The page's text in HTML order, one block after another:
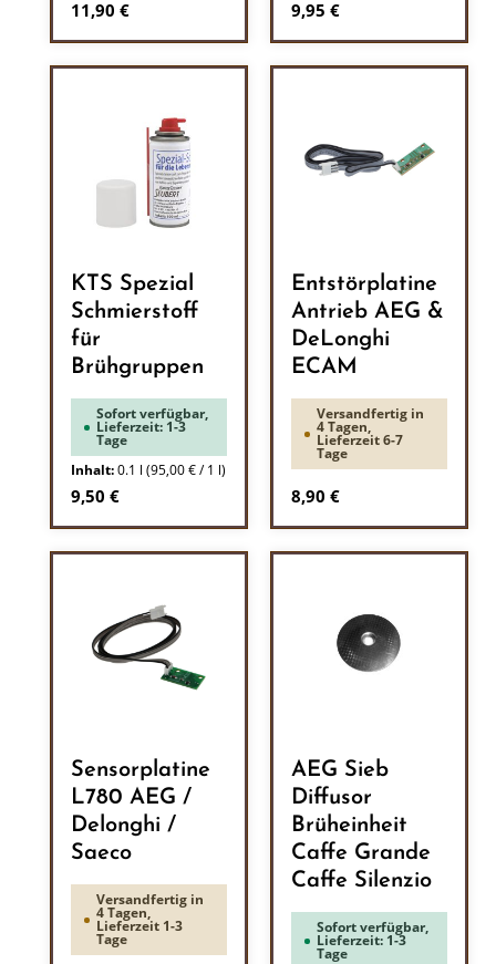
Regulärer Preis:
11,90 € Regulärer Preis:
9,95 €
KTS Spezial
Schmierstoff
für
Brühgruppen
Sofort verfügbar,
Lieferzeit: 1-3
Tage
Inhalt:0.1 l (95,00 € / 1 l)
Regulärer Preis:
9,50 €
Entstörplatine
Antrieb AEG &
DeLonghi
ECAM
Versandfertig in
4 Tagen,
Lieferzeit 6-7
Tage
Regulärer Preis:
8,90 €
Sensorplatine
L780 AEG /
Delonghi /
Saeco
Versandfertig in
4 Tagen,
Lieferzeit 1-3
Tage
AEG Sieb
Diffusor
Brüheinheit
Caffe Grande
Caffe Silenzio
Sofort verfügbar,
Lieferzeit: 1-3
Tage